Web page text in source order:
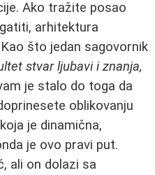
Ako tražite posao
arhitektura
što jedan sagovornik
stvar ljubavi i znanja,
je stalo do toga da
oblikovanju
je dinamična,
je ovo pravi put.
ali on dolazi sa